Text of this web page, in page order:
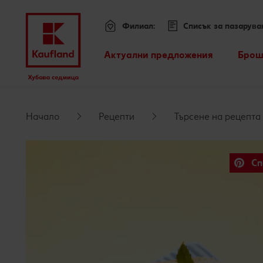
Меню
Актуални предложения
Филиал: Списък за
Начало Рецепти Търсене на рецепта